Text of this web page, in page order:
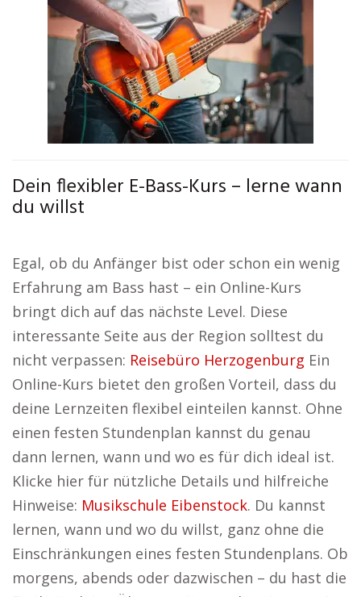
Dein flexibler E-Bass-Kurs – lerne wann
du willst
Egal, ob du Anfänger bist oder schon ein wenig
Erfahrung am Bass hast – ein Online-Kurs
bringt dich auf das nächste Level. Diese
interessante Seite aus der Region solltest du
nicht verpassen: Reisebüro Herzogenburg Ein
Online-Kurs bietet den großen Vorteil, dass du
deine Lernzeiten flexibel einteilen kannst. Ohne
einen festen Stundenplan kannst du genau
dann lernen, wann und wo es für dich ideal ist.
Klicke hier für nützliche Details und hilfreiche
Hinweise: Musikschule Eibenstock. Du kannst
lernen, wann und wo du willst, ganz ohne die
Einschränkungen eines festen Stundenplans. Ob
morgens, abends oder dazwischen – du hast die